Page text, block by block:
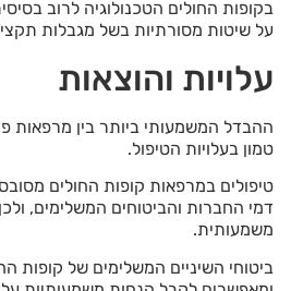
בקופות החולים הטכנולוגיה לרוב
על שיטות מסורתיות בשל מגבלות
עלויות והוצאות
ההבדל המשמעותי ביותר בין מרפאות
טמון בעלויות הטיפול.
טיפולים במרפאות קופות החולים
דמי החברות והביטוחים המשלימים,
משמעותית.
ביטוחי השיניים המשלימים של קופות